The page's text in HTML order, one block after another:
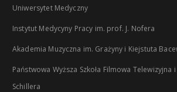
Uniwersytet Medyczny
Instytut Medycyny Pracy im. prof. J. Nofera
Akademia Muzyczna im. Grażyny i Kiejstuta
Państwowa Wyższa Szkoła Filmowa Telewizyjna
Schillera